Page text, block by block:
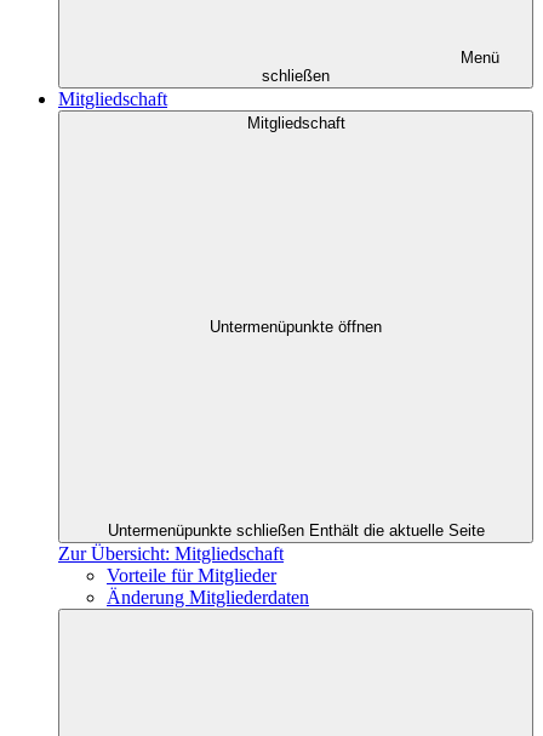
Menü
schließen
Mitgliedschaft
Mitgliedschaft
Untermenüpunkte öffnen
Untermenüpunkte schließen Enthält die aktuelle Seite
Zur Übersicht: Mitgliedschaft
Vorteile für Mitglieder
Änderung Mitgliederdaten